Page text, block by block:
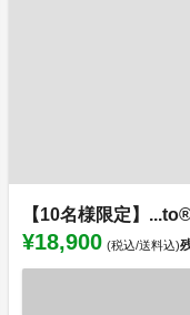
【10名様限定】
¥18,900 (税込/送料込)